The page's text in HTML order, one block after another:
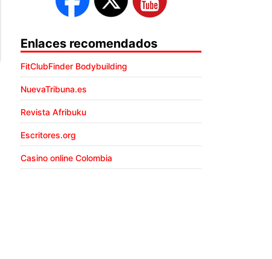
Enlaces recomendados
FitClubFinder Bodybuilding
NuevaTribuna.es
Revista Afribuku
Escritores.org
Casino online Colombia